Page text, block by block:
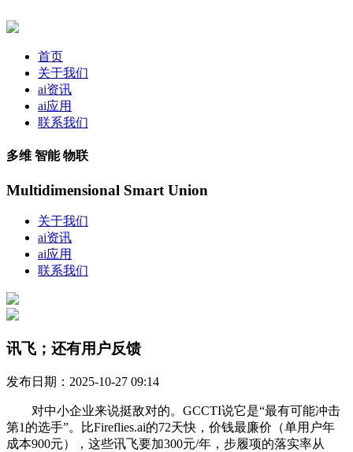
首页
关于我们
ai资讯
ai应用
联系我们
多维 智能 物联
Multidimensional Smart Union
关于我们
ai资讯
ai应用
联系我们
讯飞；还有用户反馈
发布日期：2025-10-27 09:14
对中小企业来说挺敌对的。GCCTI说它是“最有可能冲击
第1的选手”。比Fireflies.ai的72天快，价钱最廉价（单用户年
成本900元），这些讯飞要加300元/年，步履项的落实率从